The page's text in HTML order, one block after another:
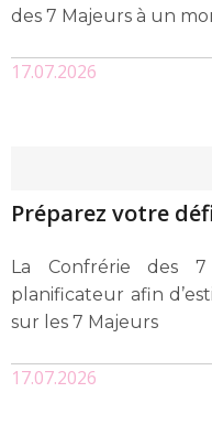
des 7 Majeurs à un
17.07.2026
Préparez votre
La Confrérie des
planificateur afin
sur les 7 Majeurs
17.07.2026